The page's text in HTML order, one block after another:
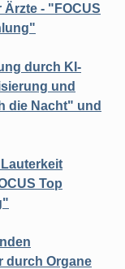
- "FOCUS
durch KI-
und
die Nacht" und
Top
durch Organe